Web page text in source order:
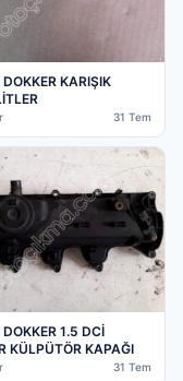
KARIŞIK
31 Tem
1.5 DCİ
KÜLPÜTÖR KAPAĞI
31 Tem